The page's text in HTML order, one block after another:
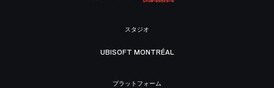
スタジオ
UBISOFT MONTRÉAL
プラットフォーム